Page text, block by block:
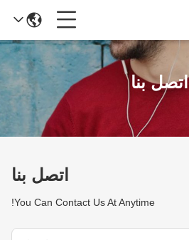
اتصل بنا
اتصل بنا
You Can Contact Us At Anytime!